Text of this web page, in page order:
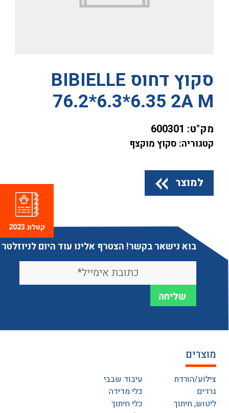
סקוץ דחוס BIBIELLE
76.2*6.3*6.35 2A M
מק"ט: 600301
קטגוריה: סקוץ מוקצף
למוצר
בוא נישאר בקשר! הצטרף אלינו עוד היום לניוזלטר
מוצרים
צילוע/הורדת
גרדים
ליטוש, חיתוך
עיבוד שבבי
כלי מדידה
כלי חיתוך
קטלוג 2023